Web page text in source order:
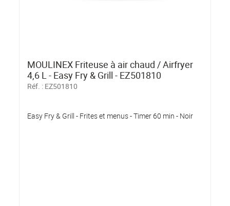
MOULINEX Friteuse à air chaud / Airfryer
4,6 L - Easy Fry & Grill - EZ501810
Réf. : EZ501810
Easy Fry & Grill - Frites et menus - Timer 60 min - Noir